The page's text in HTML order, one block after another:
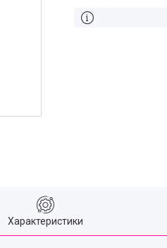
Характеристики